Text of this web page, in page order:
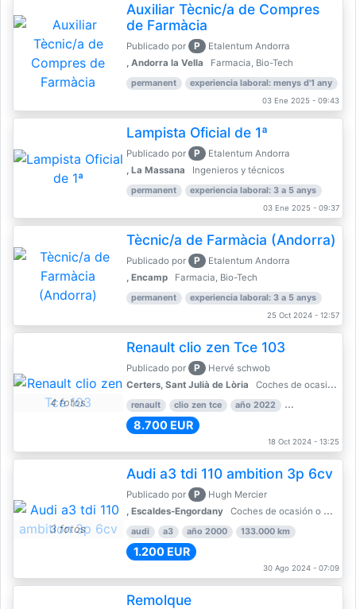
Auxiliar Tècnic/a de Compres
de Farmàcia
Publicado por P
Etalentum Andorra
, Andorra la Vella
Farmacia, Bio-Tech
permanent experiencia laboral: menys d'1 any
03 Ene 2025 - 09:43
Lampista Oficial de 1ª
Publicado por P
Etalentum Andorra
, La Massana
Ingenieros y técnicos
permanent experiencia laboral: 3 a 5 anys
03 Ene 2025 - 09:37
Tècnic/a de Farmàcia (Andorra)
Publicado por P
Etalentum Andorra
, Encamp
Farmacia, Bio-Tech
permanent experiencia laboral: 3 a 5 anys
25 Oct 2024 - 12:57
4 fotos
Renault clio zen Tce 103
Publicado por P
Hervé schwob
Certers, Sant Julià de Lòria
Coches de ocasión o Nuevo
renault clio zen tce año 2022 39.000 km
8.700 EUR
18 Oct 2024 - 13:25
3 fotos
Audi a3 tdi 110 ambition 3p 6cv
Publicado por P
Hugh Mercier
, Escaldes-Engordany
Coches de ocasión o Nuevo
audi a3 año 2000 133.000 km
1.200 EUR
30 Ago 2024 - 07:09
Remolque